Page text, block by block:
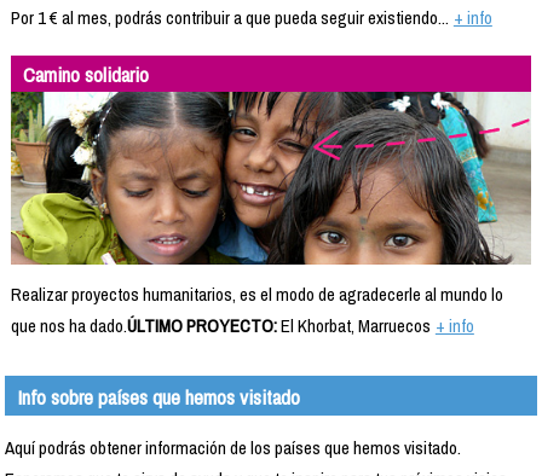
Por 1 € al mes, podrás contribuir a que pueda seguir existiendo... + info
Camino solidario
Realizar proyectos humanitarios, es el modo de agradecerle al mundo lo
que nos ha dado.ÚLTIMO PROYECTO:El Khorbat, Marruecos + info
Info sobre países que hemos visitado
Aquí podrás obtener información de los países que hemos visitado.